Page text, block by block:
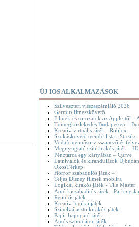
ÚJ IOS ALKALMAZÁSOK
Szilveszteri visszaszámláló 2026
Garmin fitneszkövető
Filmek és sorozatok az Apple-től –
Tömegközlekedés Budapesten –
Kreatív virtuális játék - Roblox
Szokáskövető teendő lista - Streaks
Vodafone műsorvisszanéző és
Megnyugtató színkirakós játék –
Pénztárca egy kártyában – Curve
Látnivalók és kirándulások
OkosTérkép
Horror szabadulós játék –
Teljes Disney filmek mobilra
Logikai kirakós játék - Tile Master
Autó kiszabadítós játék - Parking
Repülős játék
Kreatív logikai játék
Színelválasztó kirakós játék
Papír hajtogató játék –
Autós szimulátor játék